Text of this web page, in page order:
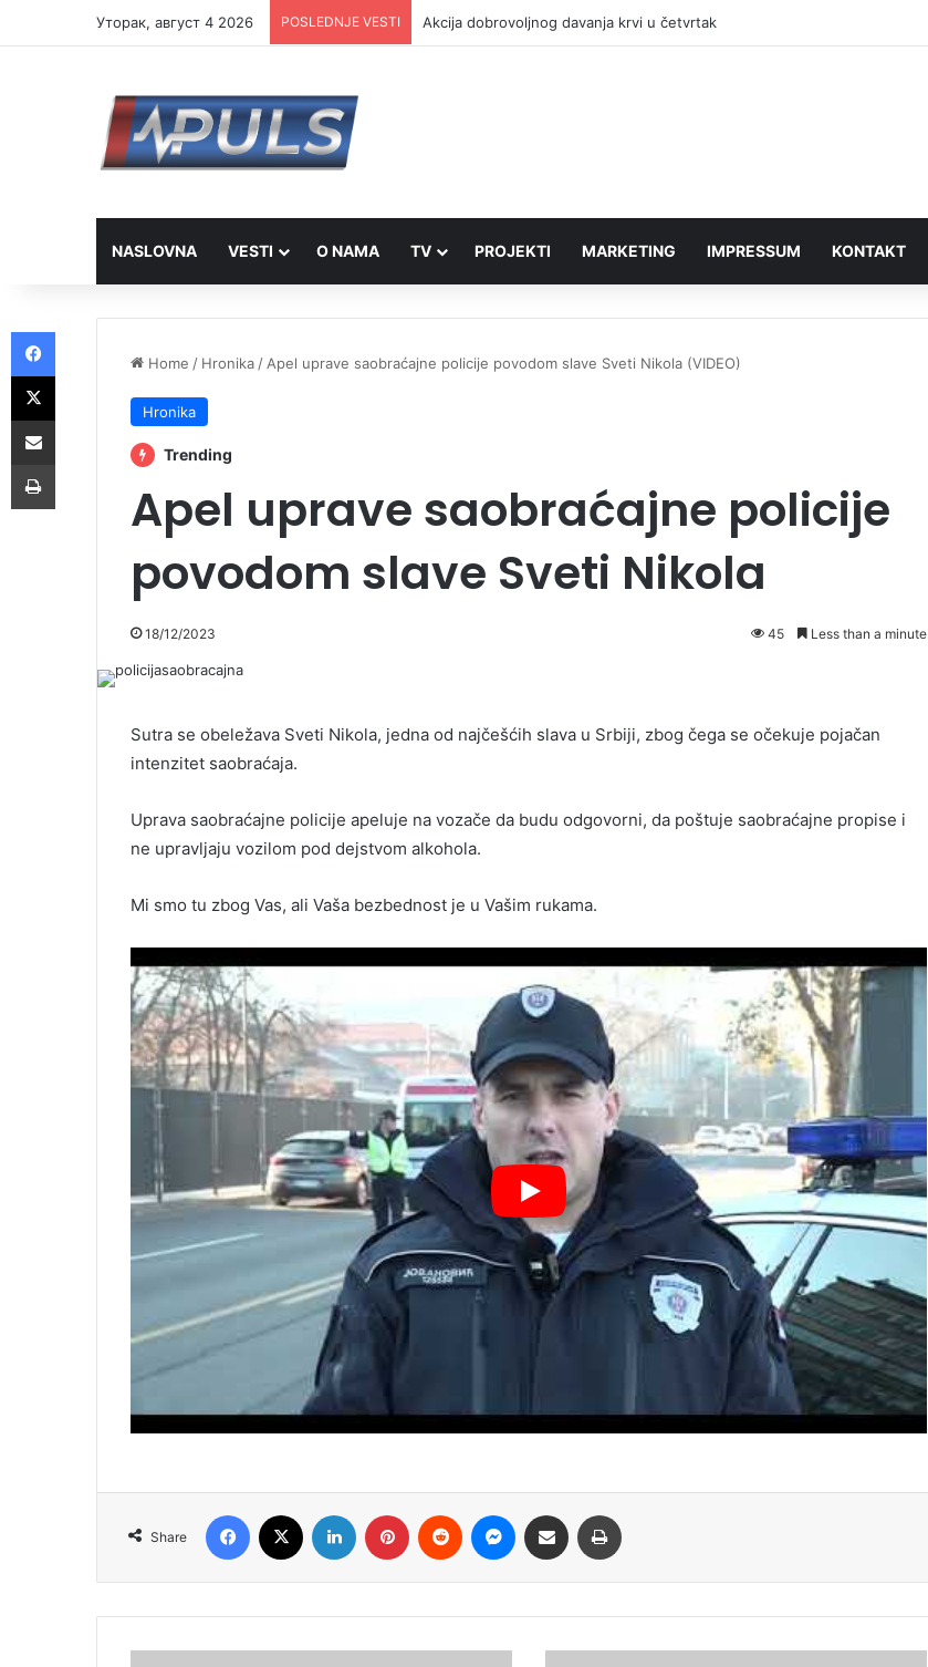
Уторак, август 4 2026 POSLEDNJE VESTI Akcija dobrovoljnog davanja krvi u četvrtak
NASLOVNA VESTI O NAMA TV PROJEKTI MARKETING IMPRESSUM KONTAKT
Home / Hronika / Apel uprave saobraćajne policije povodom slave Sveti Nikola (VIDEO)
Hronika
Trending
Apel uprave saobraćajne policije
povodom slave Sveti Nikola
18/12/2023 45 Less than a minute
Sutra se obeležava Sveti Nikola, jedna od najčešćih slava u Srbiji, zbog čega se očekuje pojačan
intenzitet saobraćaja.
Uprava saobraćajne policije apeluje na vozače da budu odgovorni, da poštuje saobraćajne propise i
ne upravljaju vozilom pod dejstvom alkohola.
Mi smo tu zbog Vas, ali Vaša bezbednost je u Vašim rukama.
Share
Facebook LinkedIn Pinterest Reddit Messenger
Share via Email
Facebook
X
Share via Email